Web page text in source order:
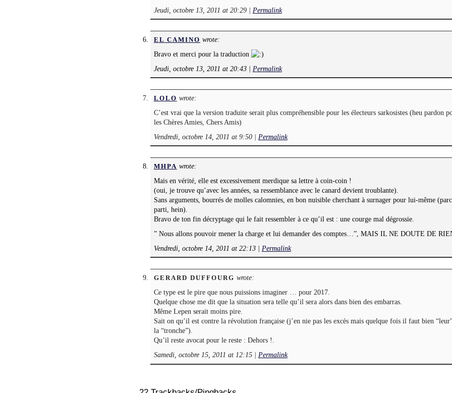
Jeudi, octobre 13, 2011 at 20:29 | Permalink
EL CAMINO wrote:
Bravo et merci pour la traduction
Jeudi, octobre 13, 2011 at 20:43 | Permalink
LOLO wrote:
C’est vrai que la version traduite serait plus compréhensible pour les électeurs sarkosistes (heu pardon
les Chères Amies, Chers Amis)
Vendredi, octobre 14, 2011 at 9:50 | Permalink
MHPA wrote:
Mais en vérité, elle est excessivement merdique sa lettre à coin-coin !
(oui, je trouve qu’avec les années, sa ressemblance avec le canard devient troublante).
Sans arguments, bourrés de molles calomnies, en bon nuisible cherchant à surnager pour lui-même
parti, hein).
Bravo de ton fin décryptage qui le fait ressembler à ce qu’il est : une courge mal dégrossie.
” Nous allons pouvoir mener la charge et lui demander des comptes…”, MAIS IL NE DOUTE DE
Vendredi, octobre 14, 2011 at 22:13 | Permalink
GERARD DUFFOURG wrote:
Ce type est le pire que nous puissions imaginer … pour 2017.
Quelque chose me dit que la situation sera telle qu’il sera alors dans bien des embarras.
Même Lepen serait moins pire.
Sait on qu’il est contre la révolution française (j’en nie pas les excès mais quelque fois il faut bien
la “tronche”).
Qu’il reste avocat pour le reste : Dehors !.
Samedi, octobre 15, 2011 at 12:15 | Permalink